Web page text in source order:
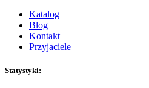
Katalog
Blog
Kontakt
Przyjaciele
Statystyki: